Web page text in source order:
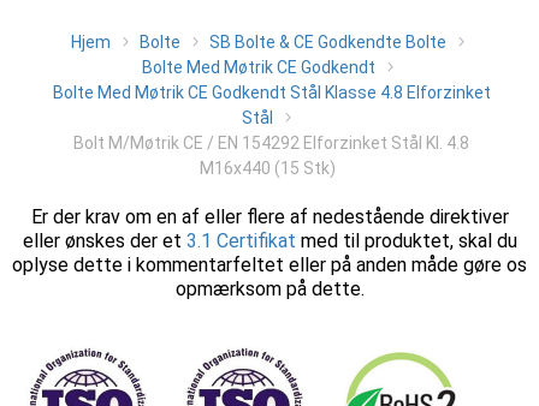
Hjem Bolte
SB Bolte & CE Godkendte Bolte
Bolte Med Møtrik CE Godkendt
Bolte Med Møtrik CE Godkendt Stål Klasse 4.8 Elforzinket
Stål
Bolt M/Møtrik CE / EN 154292 Elforzinket Stål Kl. 4.8
M16x440 (15 Stk)
Er der krav om en af eller flere af nedestående direktiver
eller ønskes der et 3.1 Certifikat med til produktet, skal du
oplyse dette i kommentarfeltet eller på anden måde gøre os
opmærksom på dette.